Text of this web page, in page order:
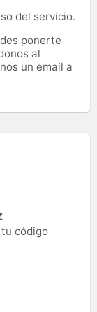
del servicio.
ponerte
al
un email a
código